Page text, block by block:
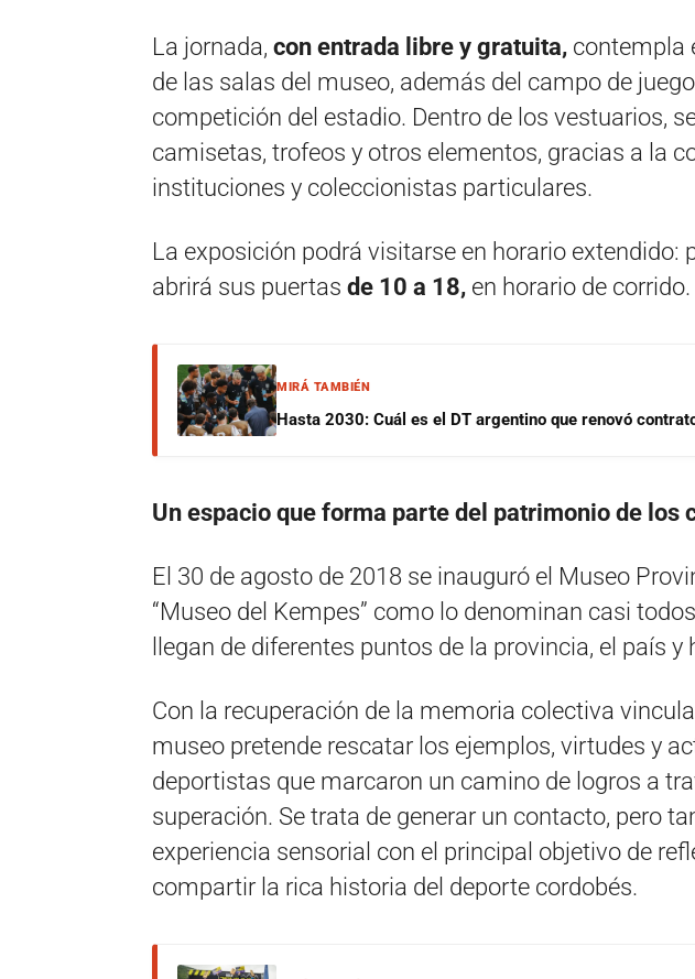
La jornada, con entrada libre y gratuita, contempla
de las salas del museo, además del campo de
competición del estadio. Dentro de los vestuarios,
camisetas, trofeos y otros elementos, gracias a la
instituciones y coleccionistas particulares.
La exposición podrá visitarse en horario extendido:
abrirá sus puertas de 10 a 18, en horario de corrido.
MIRÁ TAMBIÉN
Hasta 2030: Cuál es el DT argentino que renovó
Un espacio que forma parte del patrimonio de los
El 30 de agosto de 2018 se inauguró el Museo
“Museo del Kempes” como lo denominan casi
llegan de diferentes puntos de la provincia, el país
Con la recuperación de la memoria colectiva
museo pretende rescatar los ejemplos, virtudes y
deportistas que marcaron un camino de logros a
superación. Se trata de generar un contacto, pero
experiencia sensorial con el principal objetivo de
compartir la rica historia del deporte cordobés.